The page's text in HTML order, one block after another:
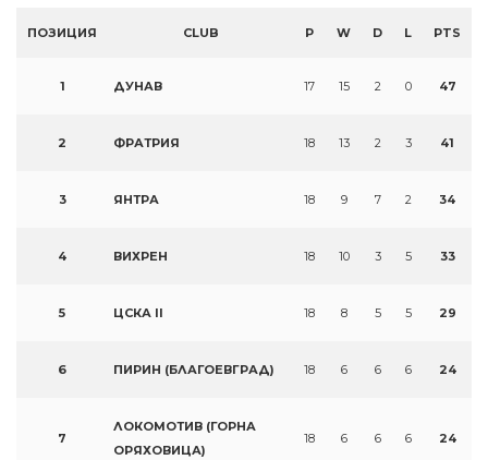
ПОЗИЦИЯ CLUB P W D L PTS
1 ДУНАВ 17 15 2 0 47
2 ФРАТРИЯ 18 13 2 3 41
3 ЯНТРА 18 9 7 2 34
4 ВИХРЕН 18 10 3 5 33
5 ЦСКА II 18 8 5 5 29
6 ПИРИН (БЛАГОЕВГРАД) 18 6 6 6 24
7
ЛОКОМОТИВ (ГОРНА
ОРЯХОВИЦА)
18 6 6 6 24